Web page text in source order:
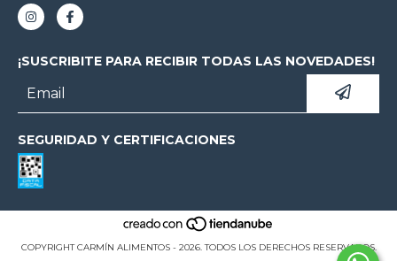
¡SUSCRIBITE PARA RECIBIR TODAS LAS NOVEDADES!
SEGURIDAD Y CERTIFICACIONES
COPYRIGHT CARMÍN ALIMENTOS - 2026. TODOS LOS DERECHOS RESERVADOS.